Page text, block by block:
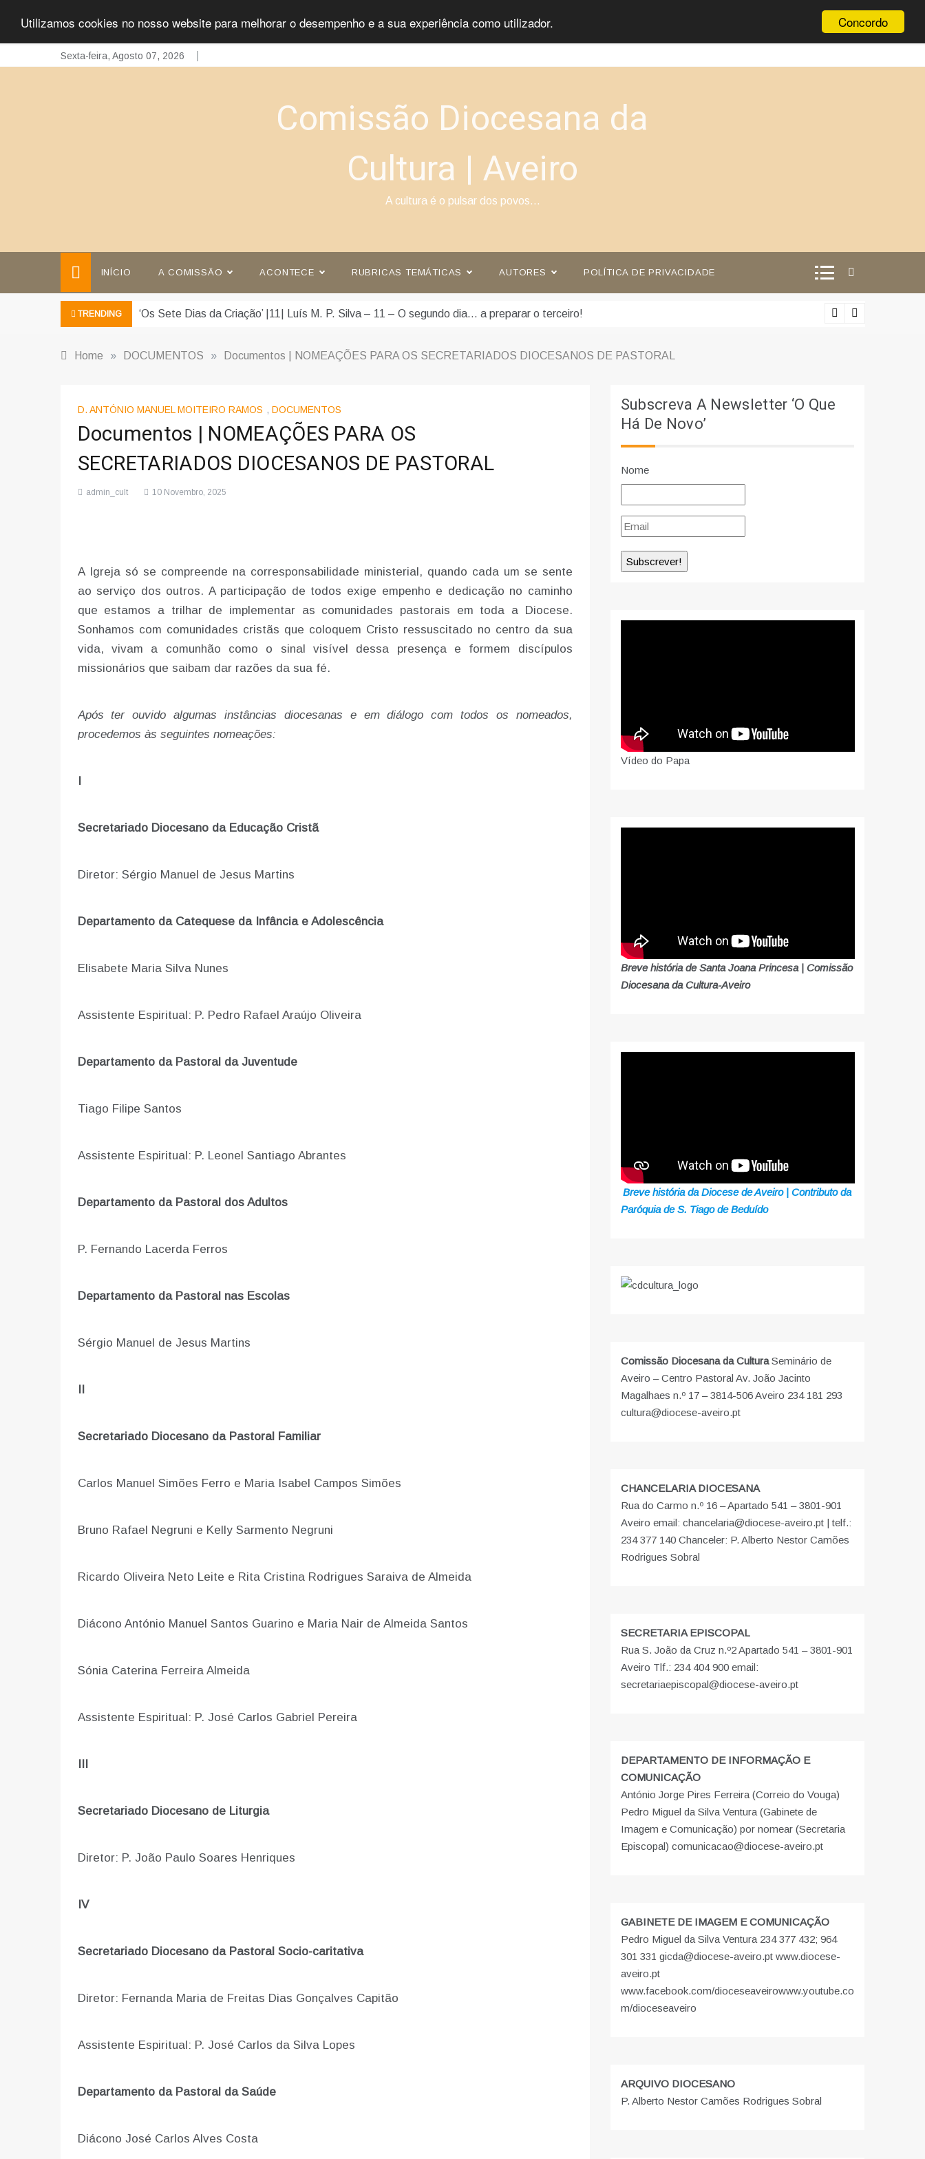
Concordo
Utilizamos cookies no nosso website para melhorar o desempenho e a sua experiência como utilizador.
to
Sexta-feira, Agosto 07, 2026
Comissão Diocesana da
Cultura | Aveiro
A cultura é o pulsar dos povos…
INÍCIO A COMISSÃO ACONTECE RUBRICAS TEMÁTICAS AUTORES POLÍTICA DE PRIVACIDADE
TRENDING ‘Os Sete Dias da Criação’ |11| Luís M. P. Silva – 11 – O segundo dia… a preparar o terceiro!
Home » DOCUMENTOS » Documentos | NOMEAÇÕES PARA OS SECRETARIADOS DIOCESANOS DE PASTORAL
D. ANTÓNIO MANUEL MOITEIRO RAMOS , DOCUMENTOS
Documentos | NOMEAÇÕES PARA OS
SECRETARIADOS DIOCESANOS DE PASTORAL
admin_cult 10 Novembro, 2025
A Igreja só se compreende na corresponsabilidade ministerial, quando cada um se sente
ao serviço dos outros. A participação de todos exige empenho e dedicação no caminho
que estamos a trilhar de implementar as comunidades pastorais em toda a Diocese.
Sonhamos com comunidades cristãs que coloquem Cristo ressuscitado no centro da sua
vida, vivam a comunhão como o sinal visível dessa presença e formem discípulos
missionários que saibam dar razões da sua fé.
Após ter ouvido algumas instâncias diocesanas e em diálogo com todos os nomeados,
procedemos às seguintes nomeações:
Secretariado Diocesano da Educação Cristã
Diretor: Sérgio Manuel de Jesus Martins
Departamento da Catequese da Infância e Adolescência
Elisabete Maria Silva Nunes
Assistente Espiritual: P. Pedro Rafael Araújo Oliveira
Departamento da Pastoral da Juventude
Tiago Filipe Santos
Assistente Espiritual: P. Leonel Santiago Abrantes
Departamento da Pastoral dos Adultos
P. Fernando Lacerda Ferros
Departamento da Pastoral nas Escolas
Sérgio Manuel de Jesus Martins
Secretariado Diocesano da Pastoral Familiar
Carlos Manuel Simões Ferro e Maria Isabel Campos Simões
Bruno Rafael Negruni e Kelly Sarmento Negruni
Ricardo Oliveira Neto Leite e Rita Cristina Rodrigues Saraiva de Almeida
Diácono António Manuel Santos Guarino e Maria Nair de Almeida Santos
Sónia Caterina Ferreira Almeida
Assistente Espiritual: P. José Carlos Gabriel Pereira
Secretariado Diocesano de Liturgia
Diretor: P. João Paulo Soares Henriques
IV
Secretariado Diocesano da Pastoral Socio-caritativa
Diretor: Fernanda Maria de Freitas Dias Gonçalves Capitão
Assistente Espiritual: P. José Carlos da Silva Lopes
Departamento da Pastoral da Saúde
Diácono José Carlos Alves Costa
Subscreva A Newsletter ‘O Que
Há De Novo’
Nome
Vídeo do Papa
Breve história de Santa Joana Princesa | Comissão
Diocesana da Cultura-Aveiro
Breve história da Diocese de Aveiro | Contributo da
Paróquia de S. Tiago de Beduído
Comissão Diocesana da CulturaSeminário de
Aveiro – Centro Pastoral Av. João Jacinto
Magalhaes n.º 17 – 3814-506 Aveiro 234 181 293
cultura@diocese-aveiro.pt
CHANCELARIA DIOCESANA
Rua do Carmo n.º 16 – Apartado 541 – 3801-901
Aveiro email: chancelaria@diocese-aveiro.pt | telf.:
234 377 140 Chanceler: P. Alberto Nestor Camões
Rodrigues Sobral
SECRETARIA EPISCOPAL
Rua S. João da Cruz n.º2 Apartado 541 – 3801-901
Aveiro Tlf.: 234 404 900 email:
secretariaepiscopal@diocese-aveiro.pt
DEPARTAMENTO DE INFORMAÇÃO E
COMUNICAÇÃO
António Jorge Pires Ferreira (Correio do Vouga)
Pedro Miguel da Silva Ventura (Gabinete de
Imagem e Comunicação) por nomear (Secretaria
Episcopal) comunicacao@diocese-aveiro.pt
GABINETE DE IMAGEM E COMUNICAÇÃO
Pedro Miguel da Silva Ventura 234 377 432; 964
301 331 gicda@diocese-aveiro.pt www.diocese-
aveiro.pt
www.facebook.com/dioceseaveirowww.youtube.co
m/dioceseaveiro
ARQUIVO DIOCESANO
P. Alberto Nestor Camões Rodrigues Sobral